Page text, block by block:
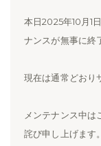
本日2025年10月1
ナンスが無事に終
現在は通常どおり
メンテナンス中
詫び申し上げます。